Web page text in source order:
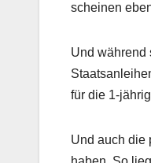
scheinen
Und während
für die 1-
Und auch die